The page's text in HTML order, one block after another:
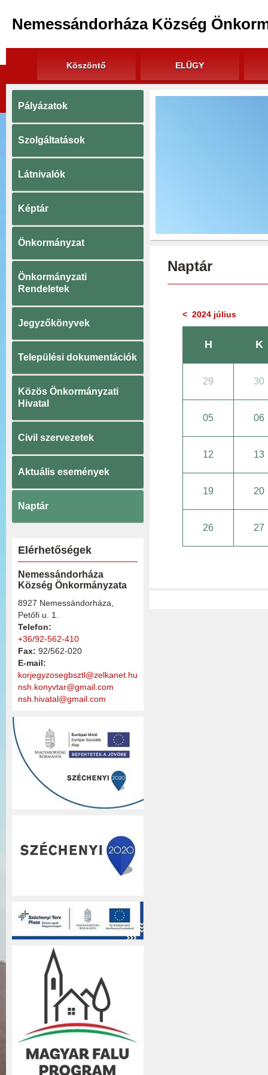
Nemessándorháza Község
Köszöntő ELÜGY
Pályázatok
Szolgáltatások
Látnivalók
Képtár
Önkormányzat
Önkormányzati
Rendeletek
Jegyzőkönyvek
Települési dokumentációk
Közös Önkormányzati
Hivatal
Civil szervezetek
Aktuális események
Naptár
Elérhetőségek
Nemessándorháza
Község Önkormányzata
8927 Nemessándorháza,
Petőfi u. 1.
Telefon:
+36/92-562-410
Fax: 92/562-020
E-mail:
korjegyzosegbsztl@zelkanet.hu
nsh.konyvtar@gmail.com
nsh.hivatal@gmail.com
Naptár
< 2024 július
H K
29 30
05 06
12 13
19 20
26 27